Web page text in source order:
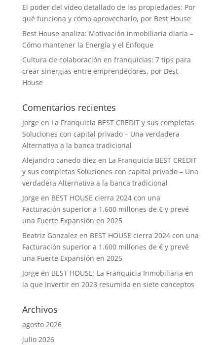
El poder del vídeo detallado de las propiedades: Por
qué funciona y cómo aprovecharlo, por Best House
Best House analiza: Motivación inmobiliaria diaria –
Cómo mantener la Energía y el Enfoque
Cultura de colaboración en franquicias: 7 tips para
crear sinergias entre emprendedores, por Best
House
Comentarios recientes
Jorge en La Franquicia BEST CREDIT y sus completas
Soluciones con capital privado – Una verdadera
Alternativa a la banca tradicional
Alejandro canedo diez en La Franquicia BEST CREDIT
y sus completas Soluciones con capital privado – Una
verdadera Alternativa a la banca tradicional
Jorge en BEST HOUSE cierra 2024 con una
Facturación superior a 1.600 millones de € y prevé
una Fuerte Expansión en 2025
Beatriz Gonzalez en BEST HOUSE cierra 2024 con una
Facturación superior a 1.600 millones de € y prevé
una Fuerte Expansión en 2025
Jorge en BEST HOUSE: La Franquicia Inmobiliaria en
la que invertir en 2023 resumida en siete conceptos
Archivos
agosto 2026
julio 2026